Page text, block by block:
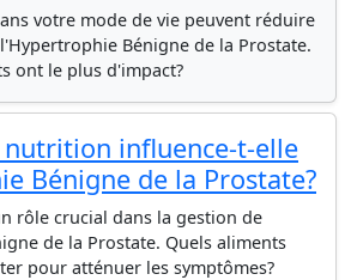
votre mode de vie peuvent réduire
Bénigne de la Prostate.
ont le plus d'impact?
influence-t-elle
Bénigne de la Prostate?
rôle crucial dans la gestion de
de la Prostate. Quels aliments
pour atténuer les symptômes?